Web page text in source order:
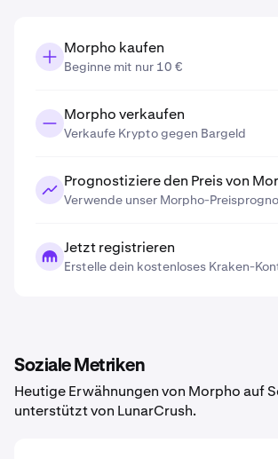
Morpho kaufen
Beginne mit nur 10 €
Morpho verkaufen
Verkaufe Krypto gegen Bargeld
Prognostiziere den Preis von
Verwende unser Morpho-
Jetzt registrieren
Erstelle dein kostenloses Kraken-
Soziale Metriken
Heutige Erwähnungen von Morpho auf
unterstützt von LunarCrush.